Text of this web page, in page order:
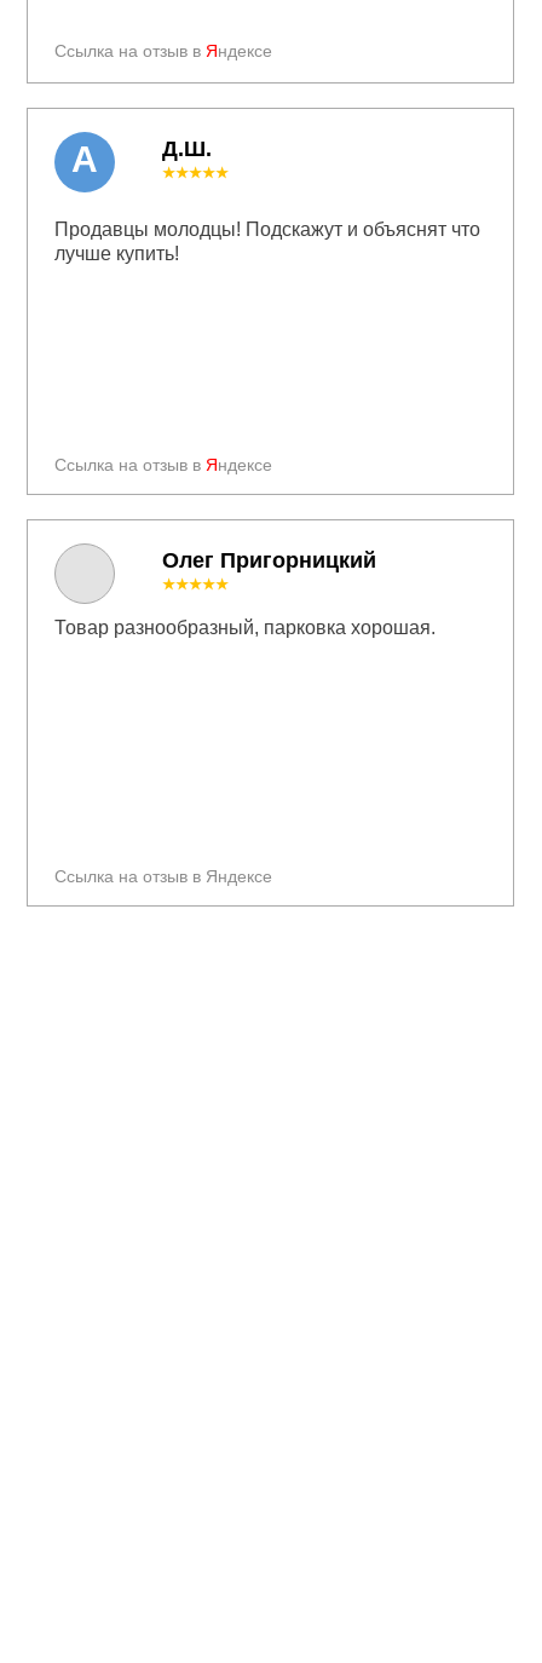
Олег Пригорницкий
Ссылка на отзыв в Яндексе
Д.Ш.
Ссылка на отзыв в Яндексе
★★★★★
Продавцы молодцы! Подскажут и объяснят что
лучше купить!
А
Ссылка на отзыв в Яндексе
★★★★★
Товар разнообразный, парковка хорошая.